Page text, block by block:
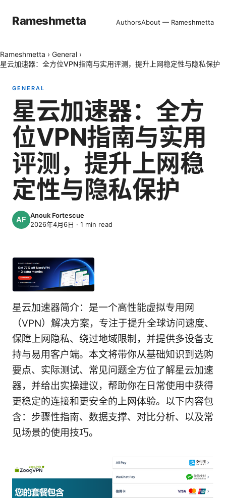
Rameshmetta AuthorsAbout — Rameshmetta
Rameshmetta › General ›
星云加速器：全方位VPN指南与实用评测，提升上网稳定性与隐私保护
GENERAL
星云加速器：全方
位VPN指南与实用
评测，提升上网稳
定性与隐私保护
Anouk Fortescue
2026年4月6日 · 1 min read
星云加速器简介：是一个高性能虚拟专用网
（VPN）解决方案，专注于提升全球访问速度、
保障上网隐私、绕过地域限制，并提供多设备支
持与易用客户端。本文将带你从基础知识到选购
要点、实际测试、常见问题全方位了解星云加速
器，并给出实操建议，帮助你在日常使用中获得
更稳定的连接和更安全的上网体验。以下内容包
含：步骤性指南、数据支撑、对比分析、以及常
见场景的使用技巧。